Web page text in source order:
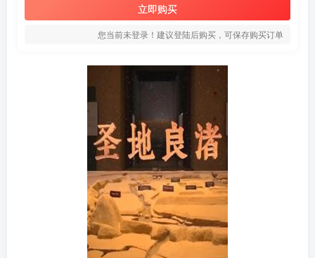
立即购买
您当前未登录！建议登陆后购买，可保存购买订单